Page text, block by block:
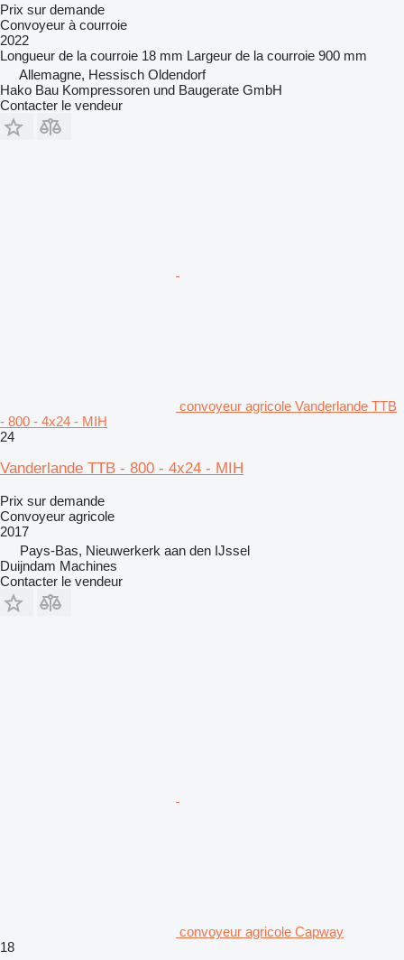
Prix sur demande
Convoyeur à courroie
2022
Longueur de la courroie 18 mm Largeur de la courroie 900 mm
Allemagne, Hessisch Oldendorf
Hako Bau Kompressoren und Baugerate GmbH
Contacter le vendeur
convoyeur agricole Vanderlande TTB
- 800 - 4x24 - MIH
24
Vanderlande TTB - 800 - 4x24 - MIH
Prix sur demande
Convoyeur agricole
2017
Pays-Bas, Nieuwerkerk aan den IJssel
Duijndam Machines
Contacter le vendeur
convoyeur agricole Capway
18